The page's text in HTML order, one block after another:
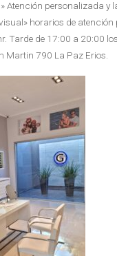
Atención personalizada y
horarios de
Tarde de 17:00 a 20:00
Martin 790 La Paz Erios.